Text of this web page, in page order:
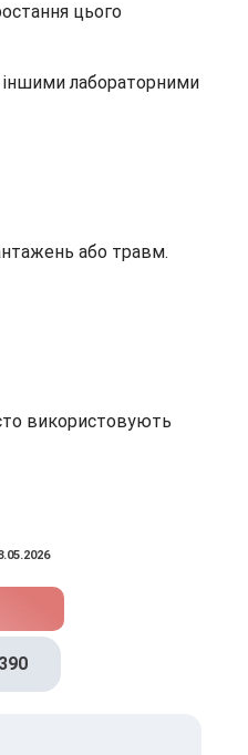
цього
іншими лабораторними
або травм.
використовують
390